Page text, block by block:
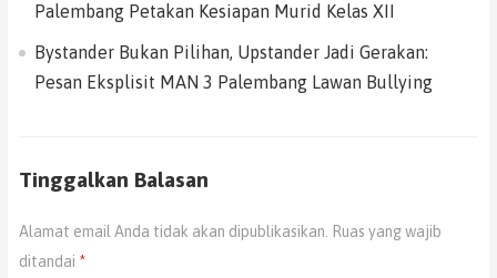
Palembang Petakan Kesiapan Murid Kelas XII
Bystander Bukan Pilihan, Upstander Jadi Gerakan:
Pesan Eksplisit MAN 3 Palembang Lawan Bullying
Tinggalkan Balasan
Alamat email Anda tidak akan dipublikasikan.
Ruas yang wajib
ditandai *